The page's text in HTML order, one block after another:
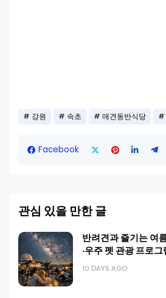
강원 속초 애견동반식당
Facebook
관심 있을 만한 글
반려견과 즐기는 여
·우주 펫 관광 프로
10 DAYS AGO